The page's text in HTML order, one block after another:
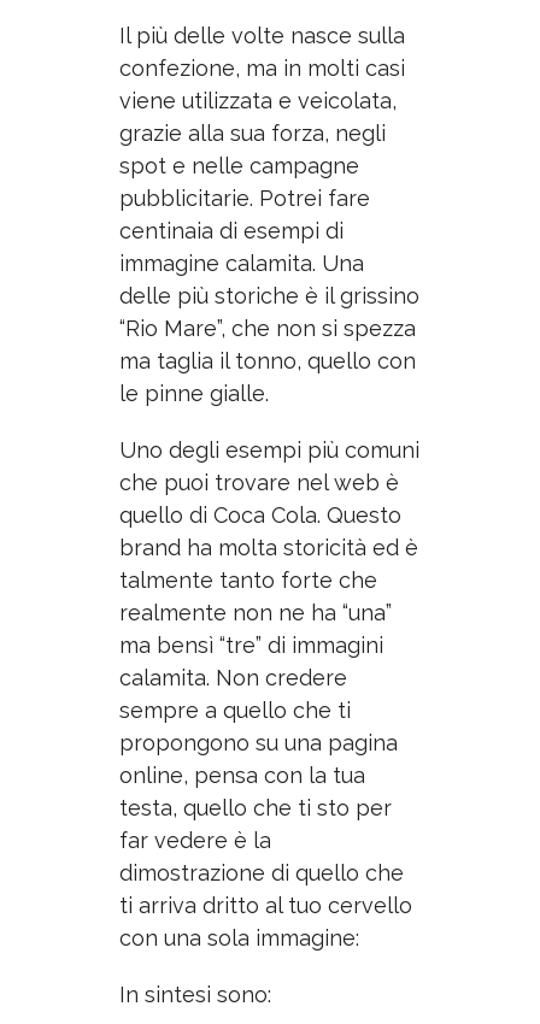
Il più delle volte nasce sulla
confezione, ma in molti casi
viene utilizzata e veicolata,
grazie alla sua forza, negli
spot e nelle campagne
pubblicitarie. Potrei fare
centinaia di esempi di
immagine calamita. Una
delle più storiche è il grissino
“Rio Mare”, che non si spezza
ma taglia il tonno, quello con
le pinne gialle.
Uno degli esempi più comuni
che puoi trovare nel web è
quello di Coca Cola. Questo
brand ha molta storicità ed è
talmente tanto forte che
realmente non ne ha “una”
ma bensì “tre” di immagini
calamita. Non credere
sempre a quello che ti
propongono su una pagina
online, pensa con la tua
testa, quello che ti sto per
far vedere è la
dimostrazione di quello che
ti arriva dritto al tuo cervello
con una sola immagine:
In sintesi sono: